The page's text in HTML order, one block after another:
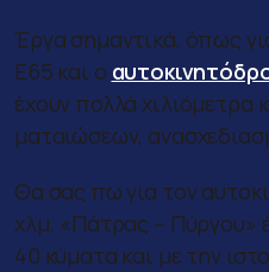
Έργα σημαντικά, όπως
Ε65 και ο
έχουν πολλά χιλιόμετρα
ματαιώσεων,
Θα σας πω για τον
χλμ. «Πάτρας – Πύργου»
40 κύματα και με την